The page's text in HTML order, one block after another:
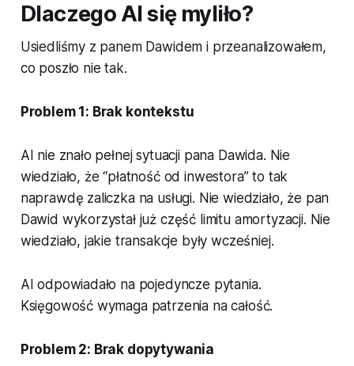
Dlaczego AI się myliło?
Usiedliśmy z panem Dawidem i przeanalizowałem,
co poszło nie tak.
Problem 1: Brak kontekstu
AI nie znało pełnej sytuacji pana Dawida. Nie
wiedziało, że “płatność od inwestora” to tak
naprawdę zaliczka na usługi. Nie wiedziało, że pan
Dawid wykorzystał już część limitu amortyzacji. Nie
wiedziało, jakie transakcje były wcześniej.
AI odpowiadało na pojedyncze pytania.
Księgowość wymaga patrzenia na całość.
Problem 2: Brak dopytywania